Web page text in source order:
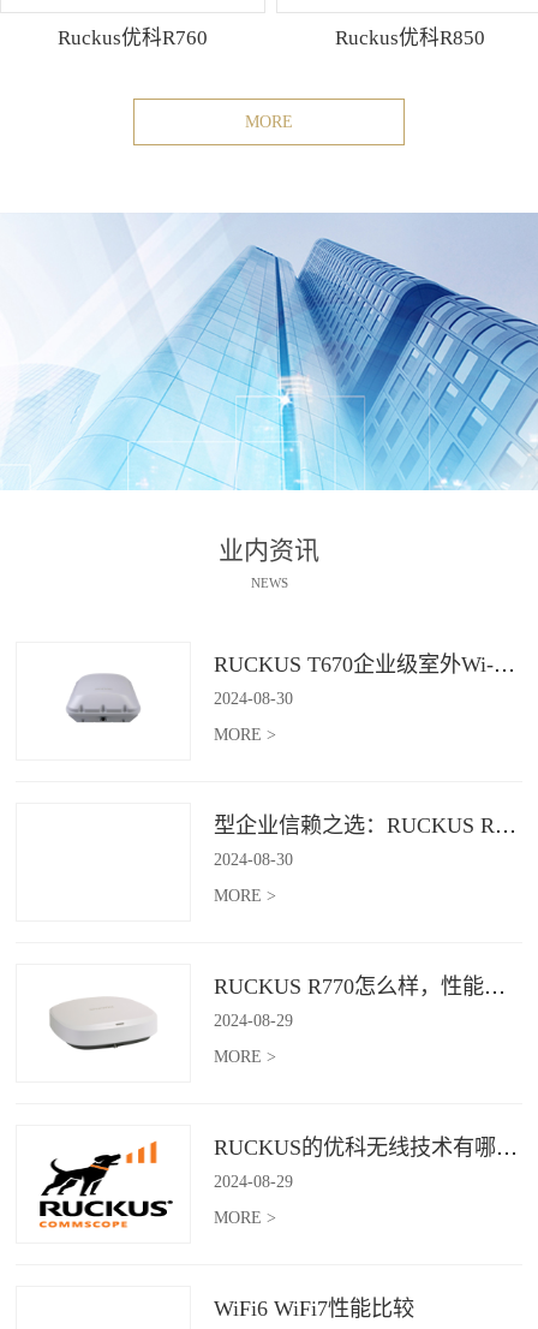
Ruckus优科R760 Ruckus优科R850
MORE
业内资讯
NEWS
RUCKUS T670企业级室外Wi-Fi 7解决方案：挑战室外环境，畅享高性能连接
2024-08-30
MORE >
型企业信赖之选：RUCKUS R760，安全稳定的Wi-Fi解决方案
2024-08-30
MORE >
RUCKUS R770怎么样，性能怎么样，好用吗？
2024-08-29
MORE >
RUCKUS的优科无线技术有哪些优缺点？
2024-08-29
MORE >
WiFi6 WiFi7性能比较